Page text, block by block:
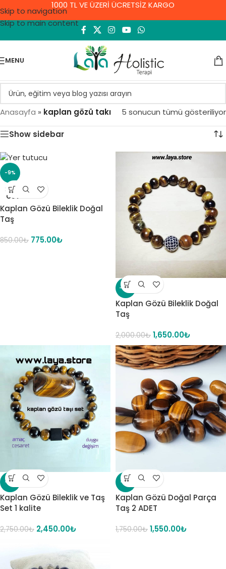
Skip to navigation
Skip to main content
1000 TL VE ÜZERİ ÜCRETSİZ KARGO
MENU
Anasayfa » kaplan gözü takı 5 sonucun tümü gösteriliyor
Show sidebar
-9%
SOLD
OUT
Kaplan Gözü Bileklik Doğal
Taş
850.00₺ 775.00₺
-18%
Kaplan Gözü Bileklik Doğal
Taş
2,000.00₺ 1,650.00₺
-11%
Kaplan Gözü Bileklik ve Taş
Set 1 kalite
2,750.00₺ 2,450.00₺
-11%
Kaplan Gözü Doğal Parça
Taş 2 ADET
1,750.00₺ 1,550.00₺